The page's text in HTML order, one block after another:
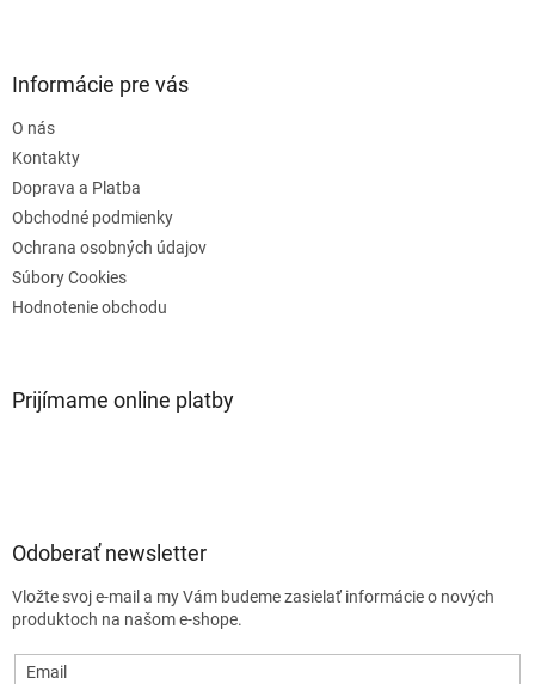
Informácie pre vás
O nás
Kontakty
Doprava a Platba
Obchodné podmienky
Ochrana osobných údajov
Súbory Cookies
Hodnotenie obchodu
Prijímame online platby
Odoberať newsletter
Vložte svoj e-mail a my Vám budeme zasielať informácie o nových
produktoch na našom e-shope.
Email